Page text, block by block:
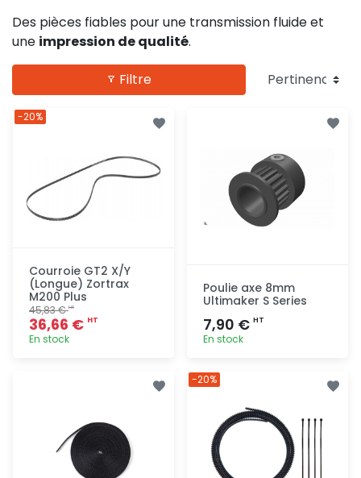
Des pièces fiables pour une transmission fluide et
une impression de qualité.
Filtre
Courroie GT2 X/Y
(Longue) Zortrax
M200 Plus
45,83 €HT
36,66 € HT
En stock
-20%
Poulie axe 8mm
Ultimaker S Series
7,90 € HT
En stock
-20%